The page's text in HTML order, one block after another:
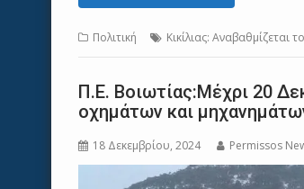
Πολιτική Κικίλιας: Αναβαθμίζεται
Π.Ε. Βοιωτίας:Μέχρι 20
οχημάτων και
18 Δεκεμβρίου, 2024 Permissos